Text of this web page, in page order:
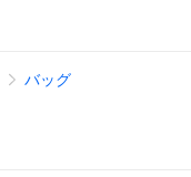
バッグ